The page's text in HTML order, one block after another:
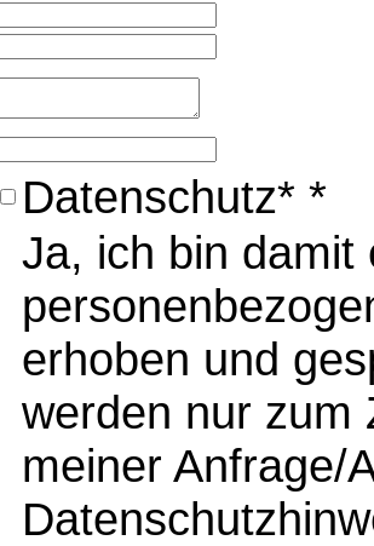
Datenschutz* *
Ja, ich bin damit
erhoben und
werden nur zum
meiner Anfrage/